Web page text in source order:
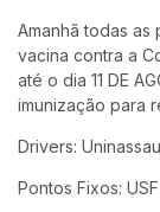
Amanhã todas
vacina contra a
até o dia 11 DE
imunização para
Drivers:
Pontos Fixos: